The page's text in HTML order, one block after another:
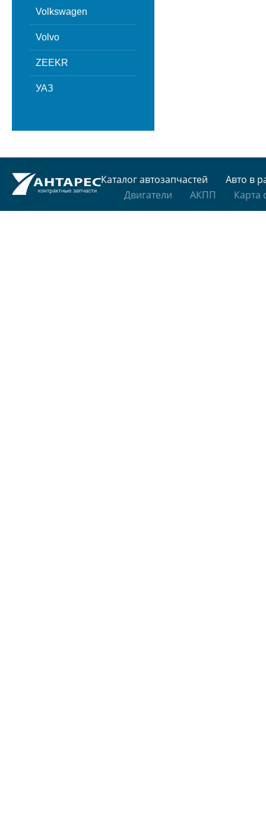
Volkswagen
Volvo
ZEEKR
УАЗ
Каталог автозапчастей
Авто в
Двигатели
АКПП Карта